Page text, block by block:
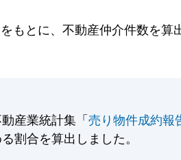
もとに、不動産仲介件数を
産業統計集「売り物件成約報
割合を算出しました。